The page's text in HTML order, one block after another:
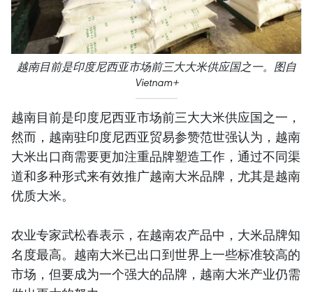
越南目前是印度尼西亚市场前三大大米供应国之一。图自
Vietnam+
越南目前是印度尼西亚市场前三大大米供应国之一，
然而，越南驻印度尼西亚贸易参赞范世强认为，越南
大米出口商需要更加注重品牌塑造工作，通过不同渠
道和多种形式来有效推广越南大米品牌，尤其是越南
优质大米。
农业专家武松春表示，在越南农产品中，大米品牌知
名度最高。越南大米已出口到世界上一些标准较高的
市场，但要成为一个强大的品牌，越南大米产业仍需